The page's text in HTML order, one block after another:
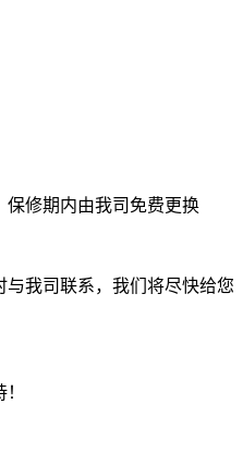
保修期内由我司免费更换
我司联系，我们将尽快给您